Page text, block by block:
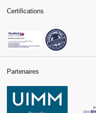
Certifications
Partenaires